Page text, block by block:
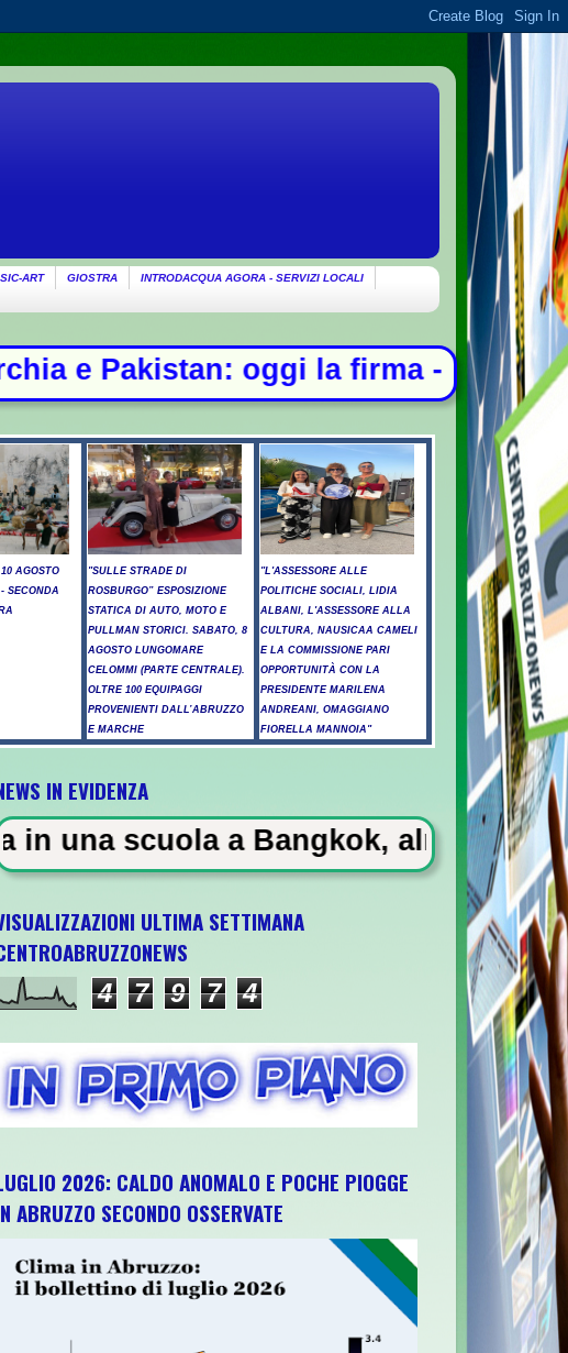
ART GIOSTRA
INTRODACQUA AGORA - SERVIZI LOCALI
la firma - Ondata di caldo per
AGOSTO
SECONDA
"SULLE STRADE DI
ROSBURGO” ESPOSIZIONE
STATICA DI AUTO, MOTO E
PULLMAN STORICI. SABATO, 8
AGOSTO LUNGOMARE
CELOMMI (PARTE CENTRALE).
OLTRE 100 EQUIPAGGI
PROVENIENTI DALL’ABRUZZO
E MARCHE
"L'ASSESSORE ALLE
POLITICHE SOCIALI, LIDIA
ALBANI, L'ASSESSORE ALLA
CULTURA, NAUSICAA CAMELI
E LA COMMISSIONE PARI
OPPORTUNITÀ CON LA
PRESIDENTE MARILENA
ANDREANI, OMAGGIANO
FIORELLA MANNOIA"
U21 il 5 ottobre a Pescara l'ultima gara
IN EVIDENZA
a Bangkok, almeno 6 morti
ULTIMA SETTIMANA
4 7 9 7 4
2026: CALDO ANOMALO E POCHE PIOGGE
ABRUZZO SECONDO OSSERVATE